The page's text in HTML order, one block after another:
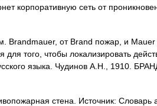
корпоративную сеть от
Brandmauer, от Brand пожар, и
для того, чтобы локализировать
языка. Чудинов А.Н., 1910.
стена. Источник: Словарь